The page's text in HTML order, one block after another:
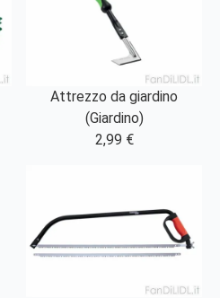
Attrezzo da giardino
(Giardino)
2,99 €